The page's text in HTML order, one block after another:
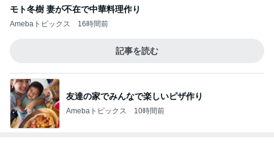
モト冬樹 妻が不在で中華料理作り
Amebaトピックス 16時間前
記事を読む
友達の家でみんなで楽しいピザ作り
Amebaトピックス 10時間前